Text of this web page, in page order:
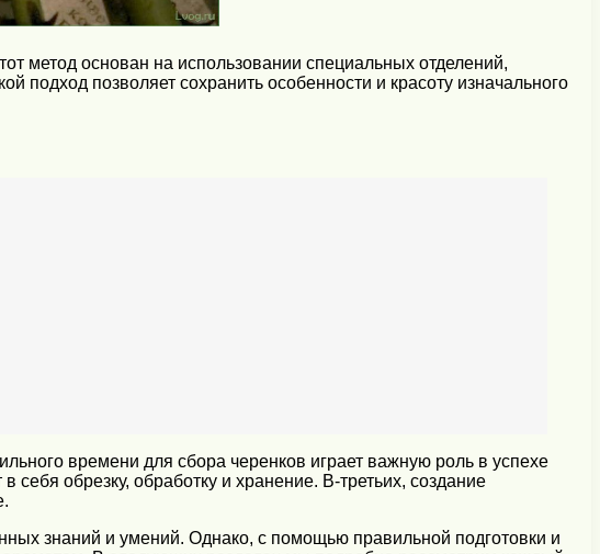
метод основан на использовании специальных отделений,
позволяет сохранить особенности и красоту изначального
времени для сбора черенков играет важную роль в успехе
обрезку, обработку и хранение. В-третьих, создание
знаний и умений. Однако, с помощью правильной подготовки и